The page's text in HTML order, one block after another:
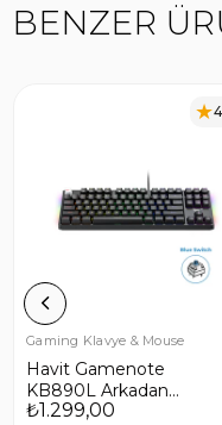
BENZER
Gaming Klavye & Mouse
Havit Gamenote
KB890L Arkadan
Aydınlatmalı Gaming
₺1.299,00